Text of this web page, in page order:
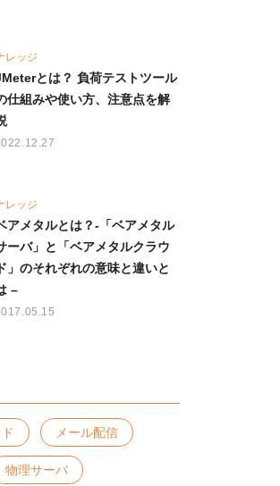
レッジ
とは？ 負荷テストツール
仕組みや使い方、注意点を解
レッジ
アメタルとは？-「ベアメタル
ーバ」と「ベアメタルクラウ
ド」のそれぞれの意味と違いと
–
メール配信
物理サーバ